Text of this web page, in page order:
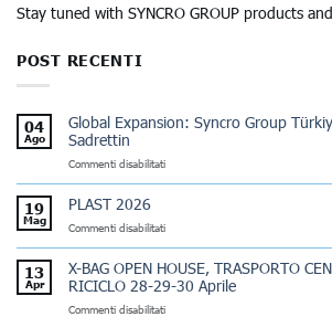
Stay tuned with SYNCRO GROUP products
POST RECENTI
04
Ago
Global Expansion: Syncro Group
Sadrettin
Commenti disabilitatisu
Group
Türkiye
with
Nikbay
Sadrettin
19
Mag
PLAST 2026
Commenti disabilitatisu
13
Apr
X-BAG OPEN HOUSE, TRASPORTO
RICICLO 28-29-30 Aprile
Commenti disabilitatisu